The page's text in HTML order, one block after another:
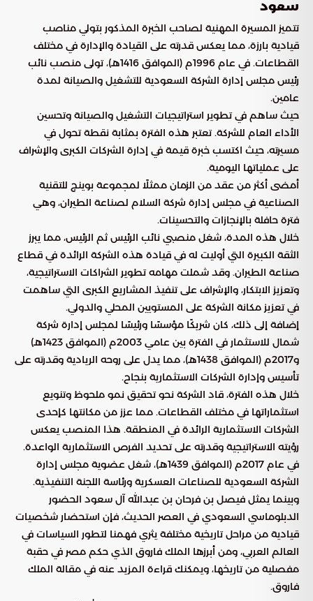
سعود
تتميز المسيرة المهنية لصاحب الخبرة المذكور بتولي مناصب
قيادية بارزة، مما يعكس قدرته على القيادة والإدارة في مختلف
القطاعات. في عام 1996م (الموافق 1416هـ)، تولى منصب نائب
رئيس مجلس إدارة الشركة السعودية للتشغيل والصيانة لمدة
عامين.
حيث ساهم في تطوير استراتيجيات التشغيل والصيانة وتحسين
الأداء العام للشركة. تعتبر هذه الفترة بمثابة نقطة تحول في
مسيرته، حيث اكتسب خبرة قيمة في إدارة الشركات الكبرى والإشراف
على عملياتها اليومية.
أمضى أكثر من عقد من الزمان ممثلًا لمجموعة بوينج للتقنية
الصناعية في مجلس إدارة شركة السلام لصناعة الطيران، وهي
فترة حافلة بالإنجازات والتحسينات.
خلال هذه المدة، شغل منصبي نائب الرئيس ثم الرئيس، مما يبرز
الثقة الكبيرة التي أوليت له في قيادة هذه الشركة الرائدة في قطاع
صناعة الطيران. وقد شملت مهامه تطوير الشراكات الاستراتيجية،
وتعزيز الابتكار، والإشراف على تنفيذ المشاريع الكبرى التي ساهمت
في تعزيز مكانة الشركة على المستويين المحلي والدولي.
إضافة إلى ذلك، كان شريكًا مؤسسًا ورئيسًا لمجلس إدارة شركة
شمال للاستثمار في الفترة بين عامي 2003م (الموافق 1423هـ)
و2017م (الموافق 1438هـ)، مما يدل على روحه الريادية وقدرته على
تأسيس وإدارة الشركات الاستثمارية بنجاح.
خلال هذه الفترة، قاد الشركة نحو تحقيق نمو ملحوظ وتنويع
استثماراتها في مختلف القطاعات. مما عزز من مكانتها كإحدى
الشركات الاستثمارية الرائدة في المنطقة. هذا المنصب يعكس
رؤيته الاستراتيجية وقدرته على تحديد الفرص الاستثمارية الواعدة.
في عام 2017م (الموافق 1439هـ)، شغل عضوية مجلس إدارة
الشركة السعودية للصناعات العسكرية ورئاسة اللجنة التنفيذية.
وبينما يمثل فيصل بن فرحان بن عبدالله آل سعود الحضور
الدبلوماسي السعودي في العصر الحديث، فإن استحضار شخصيات
قيادية من مراحل تاريخية مختلفة يثري فهمنا لتطور السياسات في
العالم العربي، ومن أبرزها الملك فاروق الذي حكم مصر في حقبة
مفصلية من تاريخها، ويمكنك قراءة المزيد عنه في مقالة الملك
فاروق.